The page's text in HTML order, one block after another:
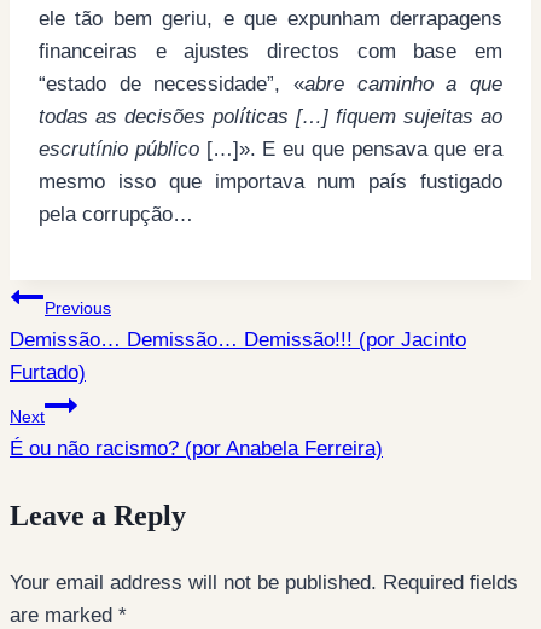
ele tão bem geriu, e que expunham derrapagens
financeiras e ajustes directos com base em
“estado de necessidade”, «abre caminho a que
todas as decisões políticas […] fiquem sujeitas ao
escrutínio público[…]». E eu que pensava que era
mesmo isso que importava num país fustigado
pela corrupção…
Post
navigation
Previous
Demissão… Demissão… Demissão!!! (por Jacinto
Furtado)
Next
Leave a Reply
Your email address will not be published. Required fields
are marked *